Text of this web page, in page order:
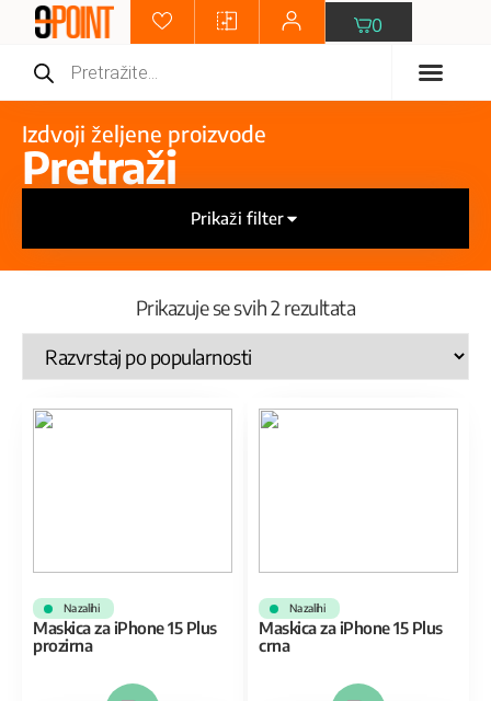
0
Izdvoji željene proizvode
Pretraži
Prikaži filter
Prikazuje se svih 2 rezultata
Na zalihi
Maskica za iPhone 15 Plus
prozirna
Na zalihi
Maskica za iPhone 15 Plus
crna